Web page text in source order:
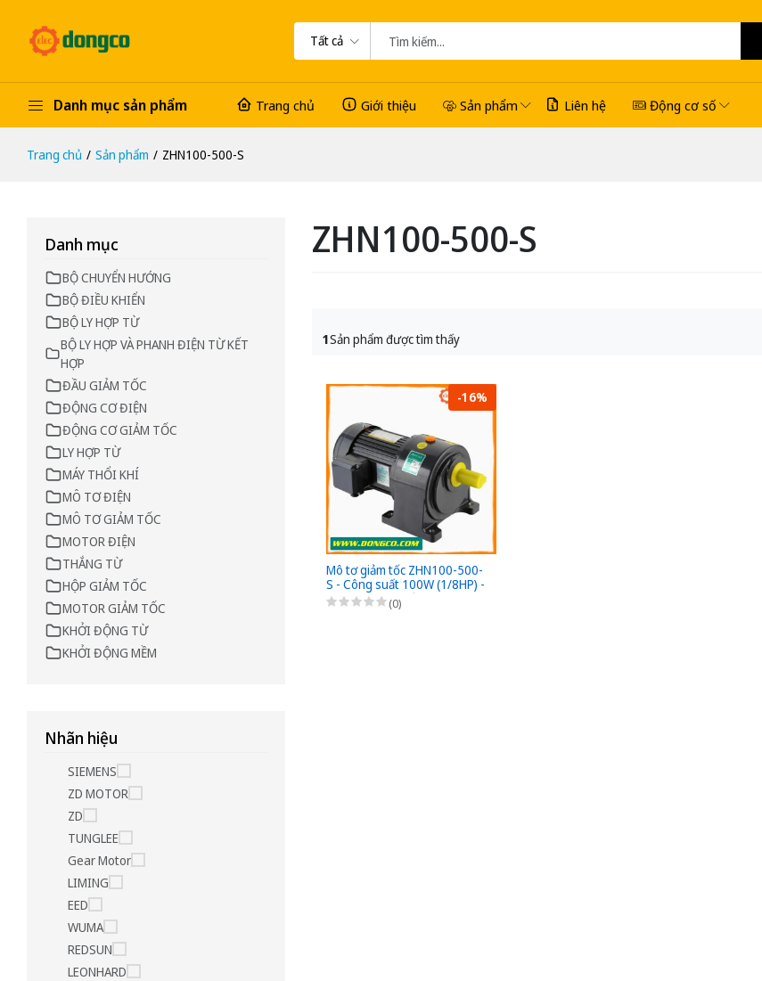
Tất cả
Danh mục sản phẩm Trang chủ Giới thiệu Sản phẩm Liên hệ Động cơ số
Trang chủ Sản phẩm ZHN100-500-S
Danh mục
BỘ CHUYỂN HƯỚNG
BỘ ĐIỀU KHIỂN
BỘ LY HỢP TỪ
BỘ LY HỢP VÀ PHANH ĐIỆN TỪ KẾT
HỢP
ĐẦU GIẢM TỐC
ĐỘNG CƠ ĐIỆN
ĐỘNG CƠ GIẢM TỐC
LY HỢP TỪ
MÁY THỔI KHÍ
MÔ TƠ ĐIỆN
MÔ TƠ GIẢM TỐC
MOTOR ĐIỆN
THẮNG TỪ
HỘP GIẢM TỐC
MOTOR GIẢM TỐC
KHỞI ĐỘNG TỪ
KHỞI ĐỘNG MỀM
Nhãn hiệu
SIEMENS
ZD MOTOR
ZD
TUNGLEE
Gear Motor
LIMING
EED
WUMA
REDSUN
LEONHARD
ZHN100-500-S
1Sản phẩm được tìm thấy
-16%
Mô tơ giảm tốc ZHN100-500-
S - Công suất 100W (1/8HP) -
1/500 - Chân đế - 3Pha
220/380VAC
(0)